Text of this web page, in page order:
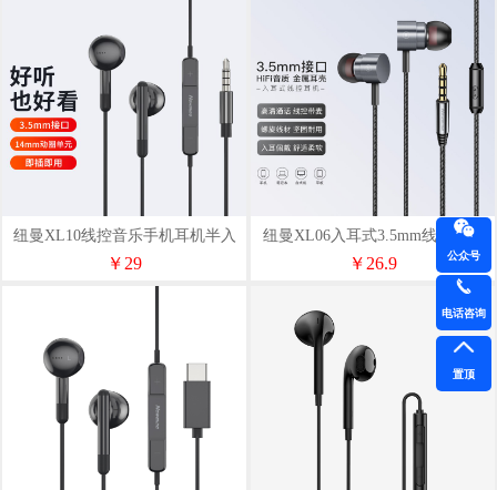
纽曼XL10线控音乐手机耳机半入
耳式3.5mm
￥29
纽曼XL06入耳式3.5mm线控耳机
多色
￥26.9 公众号
电话咨询
置顶